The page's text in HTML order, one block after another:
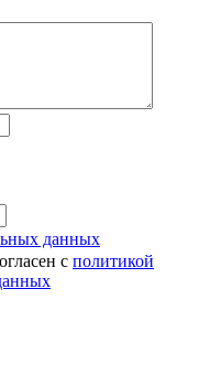
данных
с политикой